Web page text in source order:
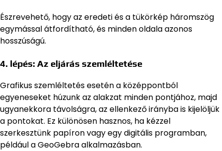
Észrevehető, hogy az eredeti és a tükörkép háromszög
egymással átfordítható, és minden oldala azonos
hosszúságú.
4. lépés: Az eljárás szemléltetése
Grafikus szemléltetés esetén a középpontból
egyeneseket húzunk az alakzat minden pontjához, majd
ugyanekkora távolságra, az ellenkező irányba is kijelöljük
a pontokat. Ez különösen hasznos, ha kézzel
szerkesztünk papíron vagy egy digitális programban,
például a GeoGebra alkalmazásban.